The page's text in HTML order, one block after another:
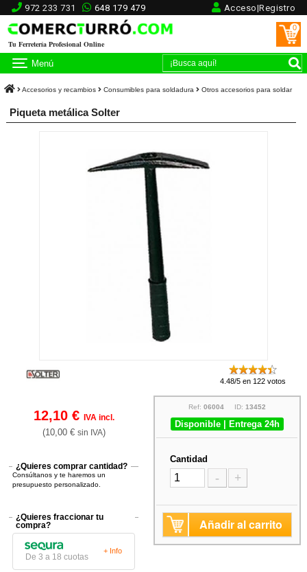
972 233 731 648 179 479 Acceso|Registro
Tu Ferretería Profesional Online
0
Menú
Accesorios y recambios Consumibles para soldadura Otros accesorios para soldar
Piqueta metálica Solter
4.48/5 en 122 votos
12,10 € IVA incl.
(10,00 € sin IVA)
¿Quieres comprar cantidad?
Consúltanos y te haremos un
presupuesto personalizado.
¿Quieres fraccionar tu
compra?
De 3 a 18 cuotas
+ Info
Ref: 06004ID: 13452
Disponible | Entrega 24h
Cantidad
- +
Añadir al carrito